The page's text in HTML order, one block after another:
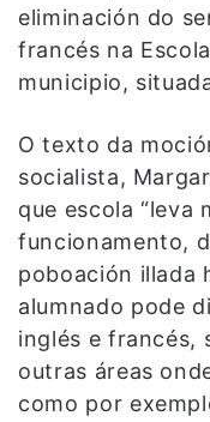
eliminación do
francés na
municipio,
O texto da
socialista,
que escola “leva
funcionamento,
poboación illada
alumnado pode
inglés e francés,
outras áreas
como por